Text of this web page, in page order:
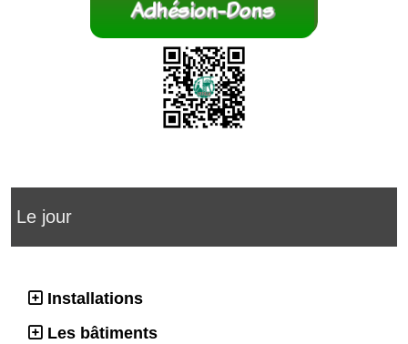
Le jour
Installations
Les bâtiments